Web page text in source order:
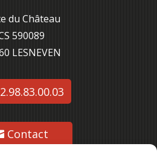
du Château
590089
LESNEVEN
Contact